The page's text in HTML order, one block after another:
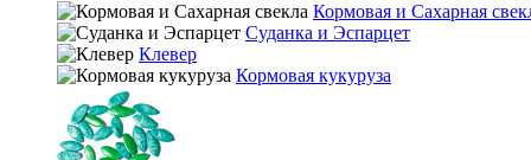
Кормовая и Сахарная
Суданка и Эспарцет
Клевер
Кормовая кукуруза